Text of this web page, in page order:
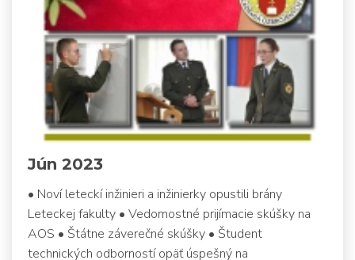
Jún 2023
• Noví leteckí inžinieri a inžinierky opustili brány
Leteckej fakulty • Vedomostné prijímacie skúšky na
AOS • Štátne záverečné skúšky • Študent
technických odborností opäť úspešný na